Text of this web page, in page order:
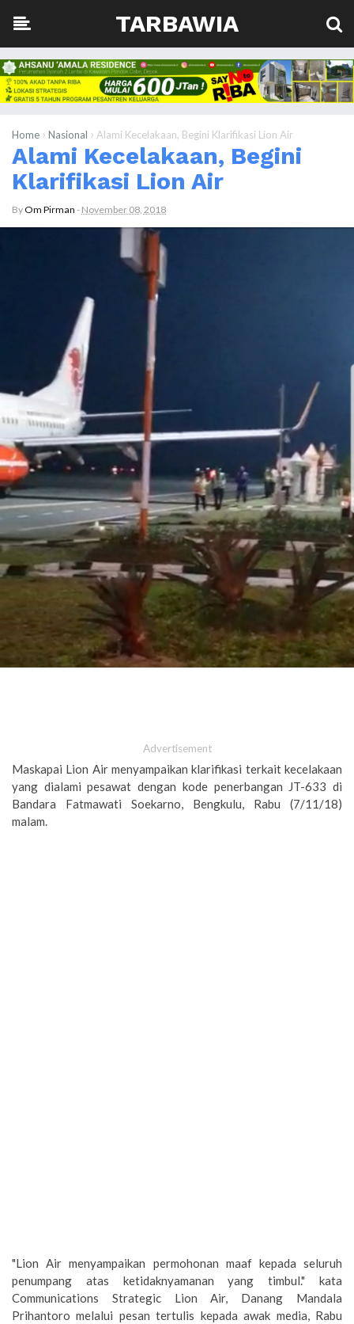
TARBAWIA
Home › Nasional › Alami Kecelakaan, Begini Klarifikasi Lion Air
Alami Kecelakaan, Begini
Klarifikasi Lion Air
ByOm Pirman - November 08, 2018
Advertisement
Maskapai Lion Air menyampaikan klarifikasi terkait kecelakaan
yang dialami pesawat dengan kode penerbangan JT-633 di
Bandara Fatmawati Soekarno, Bengkulu, Rabu (7/11/18)
malam.
"Lion Air menyampaikan permohonan maaf kepada seluruh
penumpang atas ketidaknyamanan yang timbul." kata
Communications Strategic Lion Air, Danang Mandala
Prihantoro melalui pesan tertulis kepada awak media, Rabu